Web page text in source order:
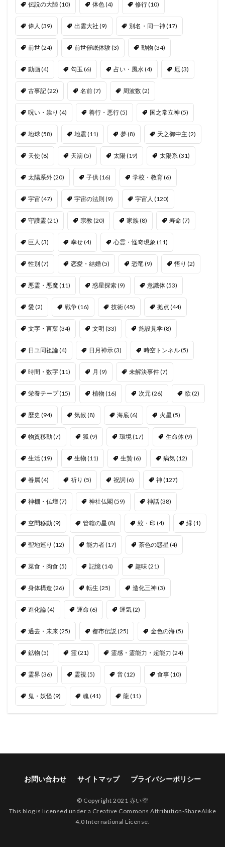
伝説の大陸(10) 体色(4) 修行(10)
偉人 (39) 出雲大社 (9) 別名・同一神(17)
前世(24) 前世催眠体験(3) 動物 (34)
動画(4) 勾玉 (6) 占い・風水 (4) 厄(3)
古事記(22) 名前(7) 周波数(2)
呪い・祟り (4) 善行・悪行(5) 国之常立神(5)
地球(58) 地震(11) 夢(8) 天之御中主 (2)
天使 (8) 天罰 (5) 太陽(19) 太陽系 (31)
太陽系外(20) 子供(16) 学校・教育(6)
宇宙(47) 宇宙の法則 (9) 宇宙人 (120)
守護霊(21) 宗教(20) 家族(8) 寿命(7)
巨人 (3) 幸せ(4) 心霊・怪奇現象 (11)
性別 (7) 恋愛・結婚(5) 恐竜 (9) 悟り (2)
悪霊・悪魔 (11) 惑星探索(9) 意識体(53)
愛(2) 戦争(16) 技術(45) 拠点 (44)
文字・言葉(34) 文明 (33) 施設見学(8)
日ユ同祖論(4) 日月神示(3) 時空トンネル(5)
時間・数字(11) 月 (9) 未解決事件(7)
栄養テープ(15) 植物 (16) 次元(26) 欲 (2)
歴史 (94) 気候(8) 海底(6) 火星 (5)
物質移動(7) 狐 (9) 環境 (17) 生命体(9)
生活(19) 生物 (11) 生贄(6) 病気(12)
眷属(4) 祈り (5) 祝詞(6) 神(127)
神棚・仏壇(7) 神社仏閣(59) 神話(38)
空間移動(9) 管轄の星 (8) 紋・印 (4) 縁(1)
聖地巡り (12) 能力者(17) 茶色の惑星 (4)
菜食・肉食(5) 記憶(14) 趣味(21)
身体構造 (26) 転生 (25) 造化三神(3)
進化論(4) 運命(6) 運気(2)
過去・未来(25) 都市伝説 (25) 金色の海(5)
鉱物 (5) 霊(21) 霊感・霊能力・超能力 (24)
霊界(36) 霊視 (5) 音(12) 食事(10)
鬼・妖怪(9) 魂(41) 龍 (11)
お問い合わせ サイトマップ プライバシーポリシー
© Copyright 2021 赤い空
This blog is licensed under a Creative Commons Attribution-ShareAlike
4.0 International License.